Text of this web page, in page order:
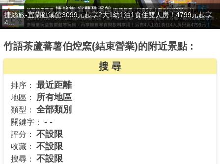
最新消息
最新留言
商家合作
推薦景點
討論區
贈九族文化村門票2張(總價值1100元*2)！4099元享日月潭經典大飯
店...
竹語茶蘆蕃薯伯焢窯(結束營業)的附近景點 :
搜 尋
排序： 最近距離
地區： 所有地區
類型： 全部類別
關鍵字： - -
評分： 不設限
收藏： 不設限
搜尋： 不設限